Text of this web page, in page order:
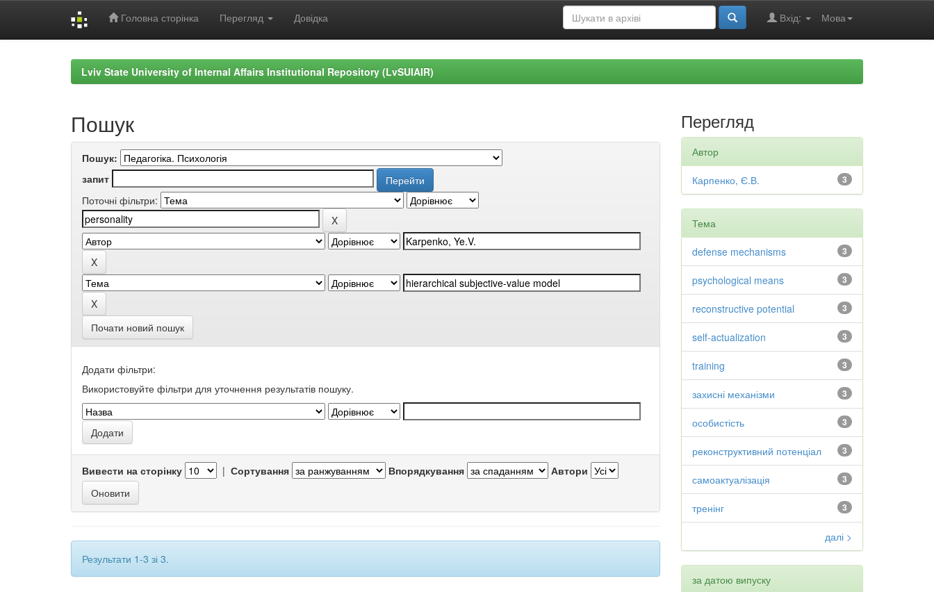
Головна сторінка Перегляд Довідка Мова
Вхід:
Lviv State University of Internal Affairs Institutional Repository (LvSUIAIR)
Пошук
Пошук:
запит
Поточні фільтри:
Почати новий пошук
Додати фільтри:
Використовуйте фільтри для уточнення результатів пошуку.
Вивести на сторінку | Сортування Впорядкування Автори
Результати 1-3 зі 3.
Перегляд
Автор
3
Карпенко, Є.В.
Тема
3
defense mechanisms
3
psychological means
3
reconstructive potential
3
self-actualization
3
training
3
захисні механізми
3
особистість
3
реконструктивний потенціал
3
самоактуалізація
3
тренінг
далі >
за датою випуску